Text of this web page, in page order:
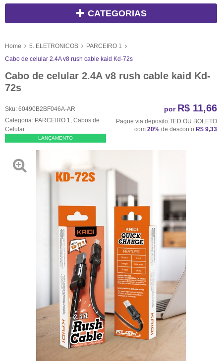
CATEGORIAS
Home 5. ELETRONICOS
PARCEIRO 1
Cabo de celular 2.4A v8 rush cable kaid Kd-72s
Cabo de celular 2.4A v8 rush cable kaid Kd-
72s
Sku: 60490B2BF046A-AR
Categoria: PARCEIRO 1
Cabos de
Celular
LANÇAMENTO
por R$ 11,66
Pague via deposito TED OU BOLETO
com 20% de desconto R$ 9,33